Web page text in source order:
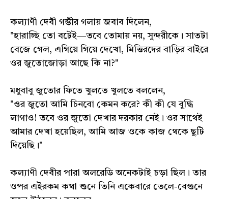
কল্যাণী দেবী গম্ভীর গলায় জবাব দিলেন,
"হারাচ্ছি তো বটেই—তবে তোমায় নয়, সুন্দরীকে। সাতটা
বেজে গেল, এগিয়ে গিয়ে দেখো, মিত্তিরদের বাড়ির বাইরে
ওর জুতোজোড়া আছে কি না?"
মধুবাবু জুতোর ফিতে খুলতে খুলতে বললেন,
"ওর জুতো আমি চিনবো কেমন করে? কী কী যে বুদ্ধি
লাগাও! তবে ওর জুতো দেখার দরকার নেই। ওর সাথেই
আমার দেখা হয়েছিল, আমি আজ ওকে কাজ থেকে ছুটি
দিয়েছি।"
কল্যাণী দেবীর পারা অলরেডি অনেকটাই চড়া ছিল। তার
ওপর এইরকম কথা শুনে তিনি একেবারে তেলে-বেগুনে